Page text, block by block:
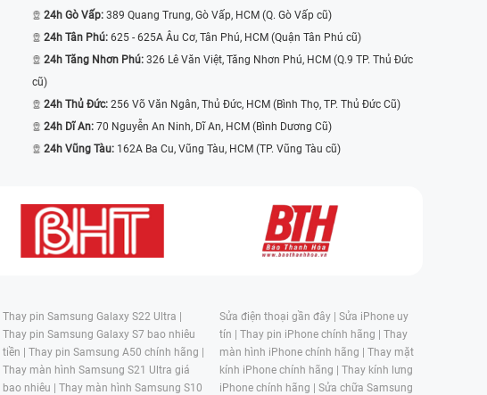
24h Gò Vấp: 389 Quang Trung, Gò Vấp, HCM (Q. Gò Vấp cũ)
24h Tân Phú: 625 - 625A Âu Cơ, Tân Phú, HCM (Quận Tân Phú cũ)
24h Tăng Nhơn Phú: 326 Lê Văn Việt, Tăng Nhơn Phú, HCM (Q.9 TP. Thủ Đức
cũ)
24h Thủ Đức: 256 Võ Văn Ngân, Thủ Đức, HCM (Bình Thọ, TP. Thủ Đức Cũ)
24h Dĩ An: 70 Nguyễn An Ninh, Dĩ An, HCM (Bình Dương Cũ)
24h Vũng Tàu: 162A Ba Cu, Vũng Tàu, HCM (TP. Vũng Tàu cũ)
Thay pin Samsung Galaxy S22 Ultra |
Thay pin Samsung Galaxy S7 bao nhiêu
tiền | Thay pin Samsung A50 chính hãng |
Thay màn hình Samsung S21 Ultra giá
bao nhiêu | Thay màn hình Samsung S10
Sửa điện thoại gần đây | Sửa iPhone uy
tín | Thay pin iPhone chính hãng | Thay
màn hình iPhone chính hãng | Thay mặt
kính iPhone chính hãng | Thay kính lưng
iPhone chính hãng | Sửa chữa Samsung